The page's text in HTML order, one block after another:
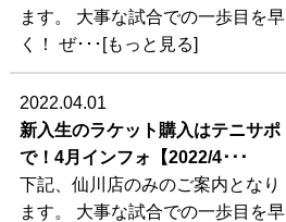
ます。 大事な試合での一歩目を早
く！ ぜ･･･[もっと見る]
2022.04.01
新入生のラケット購入はテニサポ
で！4月インフォ【2022/4･･･
下記、仙川店のみのご案内となり
ます。 大事な試合での一歩目を早